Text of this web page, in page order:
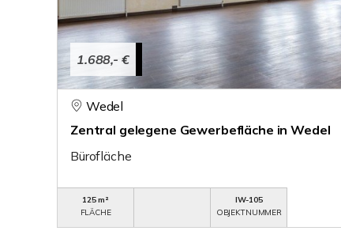
1.688,- €
Wedel
Zentral gelegene Gewerbefläche in Wedel
Bürofläche
125 m²
FLÄCHE
IW-105
OBJEKTNUMMER